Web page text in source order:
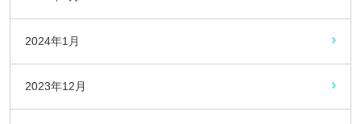
2024年1月
2023年12月